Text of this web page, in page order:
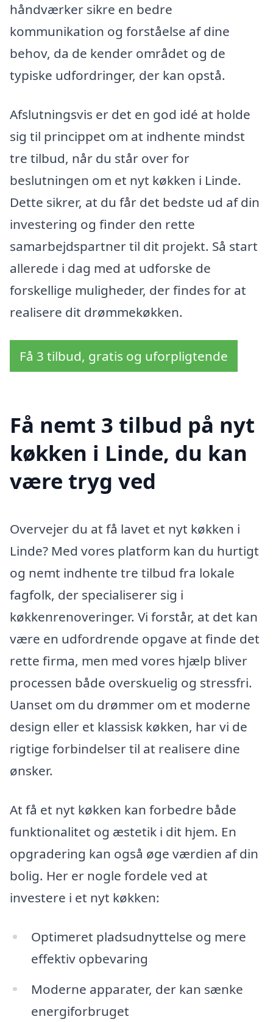
håndværker sikre en bedre
kommunikation og forståelse af dine
behov, da de kender området og de
typiske udfordringer, der kan opstå.
Afslutningsvis er det en god idé at holde
sig til princippet om at indhente mindst
tre tilbud, når du står over for
beslutningen om et nyt køkken i Linde.
Dette sikrer, at du får det bedste ud af din
investering og finder den rette
samarbejdspartner til dit projekt. Så start
allerede i dag med at udforske de
forskellige muligheder, der findes for at
realisere dit drømmekøkken.
Få 3 tilbud, gratis og uforpligtende
Få nemt 3 tilbud på nyt
køkken i Linde, du kan
være tryg ved
Overvejer du at få lavet et nyt køkken i
Linde? Med vores platform kan du hurtigt
og nemt indhente tre tilbud fra lokale
fagfolk, der specialiserer sig i
køkkenrenoveringer. Vi forstår, at det kan
være en udfordrende opgave at finde det
rette firma, men med vores hjælp bliver
processen både overskuelig og stressfri.
Uanset om du drømmer om et moderne
design eller et klassisk køkken, har vi de
rigtige forbindelser til at realisere dine
ønsker.
At få et nyt køkken kan forbedre både
funktionalitet og æstetik i dit hjem. En
opgradering kan også øge værdien af din
bolig. Her er nogle fordele ved at
investere i et nyt køkken:
Optimeret pladsudnyttelse og mere
effektiv opbevaring
Moderne apparater, der kan sænke
energiforbruget